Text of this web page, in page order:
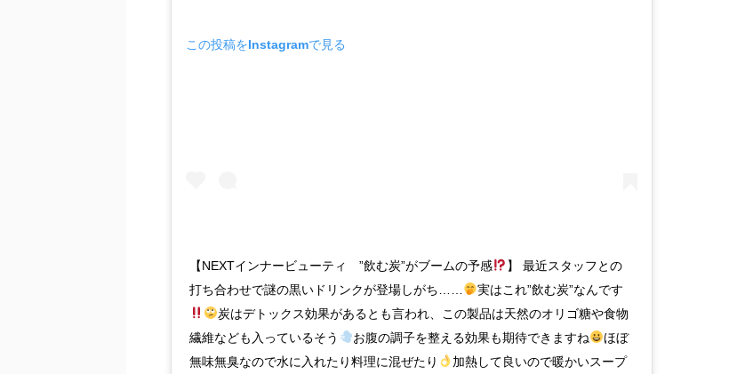
この投稿をInstagramで見る
【NEXTインナービューティ ”飲む炭”がブームの予感
】 最近スタッフとの
打ち合わせで謎の黒いドリンクが登場しがち……
実はこれ”飲む炭”なんです
炭はデトックス効果があるとも言われ、この製品は天然のオリゴ糖や食物
繊維なども入っているそう
お腹の調子を整える効果も期待できますね
ほぼ
無味無臭なので水に入れたり料理に混ぜたり
加熱して良いので暖かいスープ